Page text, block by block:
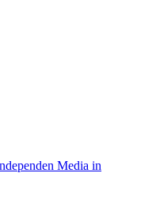
Media in